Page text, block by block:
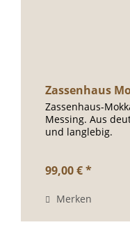
Zassenhaus
Zassenhaus-
Messing. Aus
und langlebig.
99,00 € *
Merken